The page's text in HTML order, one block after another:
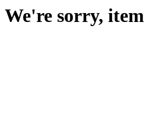
We're sorry,